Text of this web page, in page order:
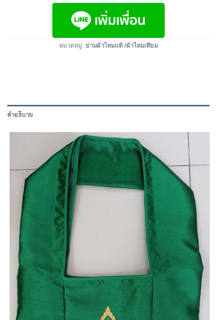
หมวดหมู่: ย่ามผ้าไหมแท้ /ผ้าไหมเทียม
คำอธิบาย